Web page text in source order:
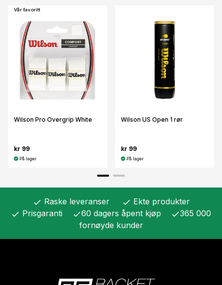
Vår favoritt
Wilson Pro Overgrip White
kr 99
På lager
Wilson US Open 1 rør
kr 99
På lager
check Raske leveranser check Ekte produkter
check Prisgaranti check60 dagers åpent kjøp check365 000
fornøyde kunder